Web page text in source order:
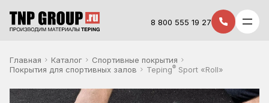
8 800 555 19 27
Главная Каталог
Спортивные покрытия
Покрытия для спортивных залов
Teping® Sport «Roll»